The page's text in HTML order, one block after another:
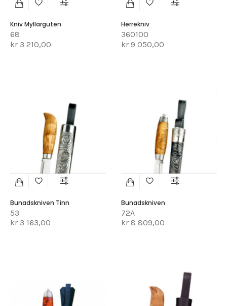
Kniv Myllarguten
68
kr 3 210,00
Herrekniv
360100
kr 9 050,00
Bunadskniven Tinn
53
kr 3 163,00
Bunadskniven
72A
kr 8 809,00